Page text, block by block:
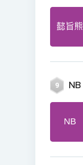
懿旨熊
9 NB
NB